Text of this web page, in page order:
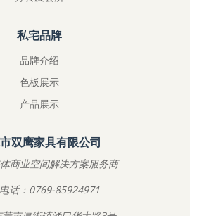
私宅品牌
品牌介绍
色板展示
产品展示
双鹰家具有限公司
商业空间解决方案服务商
话：0769-85924971